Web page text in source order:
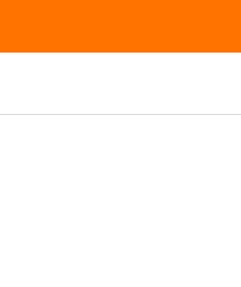
contenido